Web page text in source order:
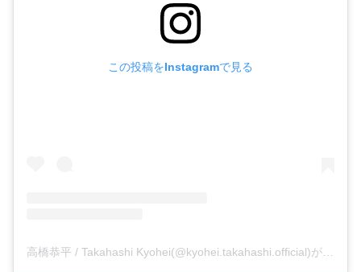
この投稿をInstagramで見る